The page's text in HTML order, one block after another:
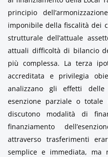
principio
imponibile della fiscalità dei
strutturale dell’attuale
attuali difficoltà di bilancio
più complessa. La terza
accreditata e privilegia
analizzano gli effetti
esenzione parziale o totale
discutono modalità di
finanziamento
attraverso trasferimenti
semplice e immediata, ma